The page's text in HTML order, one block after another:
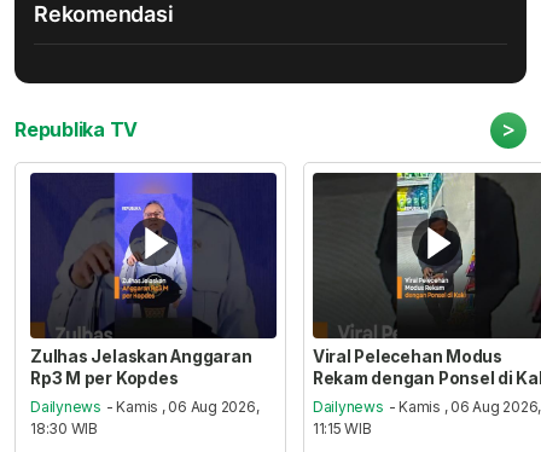
Rekomendasi
Republika TV >
Zulhas Jelaskan Anggaran
Rp3 M per Kopdes
Dailynews - Kamis , 06 Aug 2026,
18:30 WIB
Viral Pelecehan Modus
Rekam dengan Ponsel di
Dailynews - Kamis , 06 Aug 2026,
11:15 WIB